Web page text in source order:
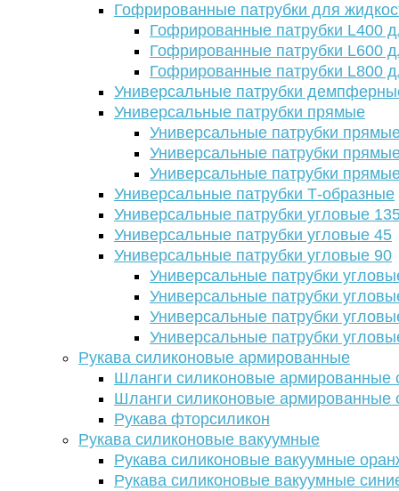
Гофрированные патрубки для
Гофрированные патрубки L400
Гофрированные патрубки L600
Гофрированные патрубки L800
Универсальные патрубки
Универсальные патрубки прямые
Универсальные патрубки
Универсальные патрубки
Универсальные патрубки
Универсальные патрубки Т-образные
Универсальные патрубки угловые
Универсальные патрубки угловые 45
Универсальные патрубки угловые 90
Универсальные патрубки
Универсальные патрубки
Универсальные патрубки
Универсальные патрубки
Рукава силиконовые армированные
Шланги силиконовые армированные
Шланги силиконовые армированные
Рукава фторсиликон
Рукава силиконовые вакуумные
Рукава силиконовые вакуумные
Рукава силиконовые вакуумные